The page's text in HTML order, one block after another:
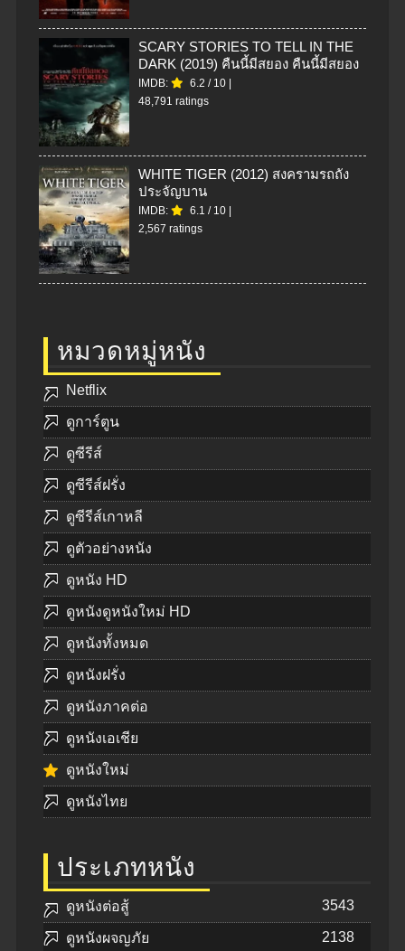
SCARY STORIES TO TELL IN THE
DARK (2019) คืนนี้มีสยอง คืนนี้มีสยอง
IMDB: 6.2 / 10
48,791 ratings
WHITE TIGER (2012) สงครามรถถัง
ประจัญบาน
IMDB: 6.1 / 10
2,567 ratings
หมวดหมู่หนัง
Netflix
ดูการ์ตูน
ดูซีรีส์
ดูซีรีส์ฝรั่ง
ดูซีรีส์เกาหลี
ดูตัวอย่างหนัง
ดูหนัง HD
ดูหนังดูหนังใหม่ HD
ดูหนังทั้งหมด
ดูหนังฝรั่ง
ดูหนังภาคต่อ
ดูหนังเอเชีย
ดูหนังใหม่
ดูหนังไทย
ประเภทหนัง
ดูหนังต่อสู้ 3543
ดูหนังผจญภัย 2138